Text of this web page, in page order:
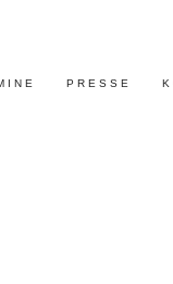
PRESSE